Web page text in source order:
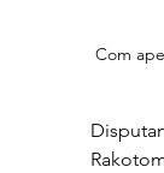
Com